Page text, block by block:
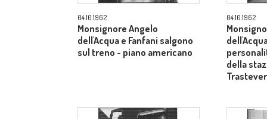
04.10.1962
Monsignore Angelo
dell'Acqua e Fanfani salgono
sul treno - piano americano
04.10.1962
della